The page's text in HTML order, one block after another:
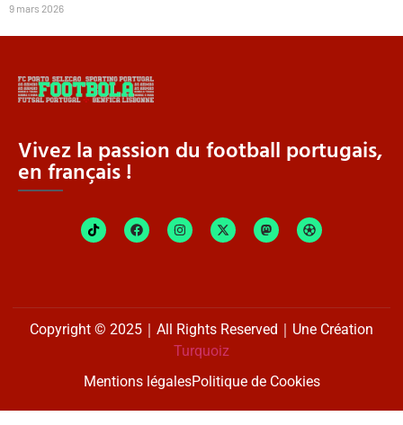
9 mars 2026
Vivez la passion du football portugais,
en français !
Copyright © 2025｜All Rights Reserved｜Une Création
Turquoiz
Mentions légalesPolitique de Cookies